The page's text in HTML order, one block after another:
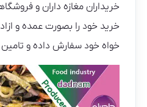
خریداران مغازه داران و
خرید خود را بصورت عمده و
خواه خود سفارش داده و تامین